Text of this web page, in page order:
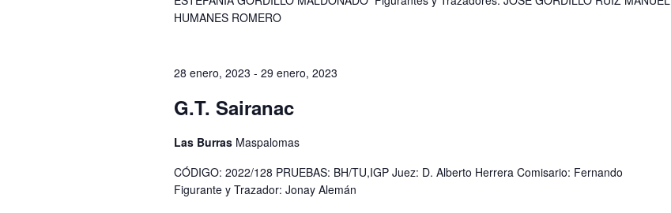
HUMANES ROMERO
28 enero, 2023 - 29 enero, 2023
G.T. Sairanac
Las Burras Maspalomas
CÓDIGO: 2022/128 PRUEBAS: BH/TU,IGP Juez: D. Alberto Herrera Comisario: Fernando
Figurante y Trazador: Jonay Alemán